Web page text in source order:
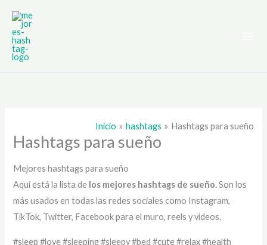
contenido
Inicio hashtags Hashtags para sueño
Hashtags para sueño
Mejores hashtags para sueño
Aquí está la lista de los mejores hashtags de sueño.Son los
más usados en todas las redes sociales como Instagram,
TikTok, Twitter, Facebook para el muro, reels y videos.
#sleep #love #sleeping #sleepy #bed #cute #relax #health